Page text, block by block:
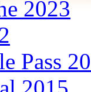
2023
Pass